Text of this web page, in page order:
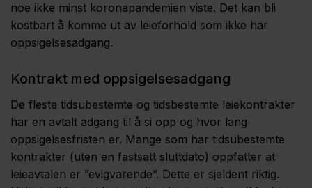
noe ikke minst koronapandemien viste. Det kan bli
kostbart å komme ut av leieforhold som ikke har
oppsigelsesadgang.
Kontrakt med oppsigelsesadgang
De fleste tidsubestemte og tidsbestemte leiekontrakter
har en avtalt adgang til å si opp og hvor lang
oppsigelsesfristen er. Mange som har tidsubestemte
kontrakter (uten en fastsatt sluttdato) oppfatter at
leieavtalen er ”evigvarende”. Dette er sjeldent riktig.